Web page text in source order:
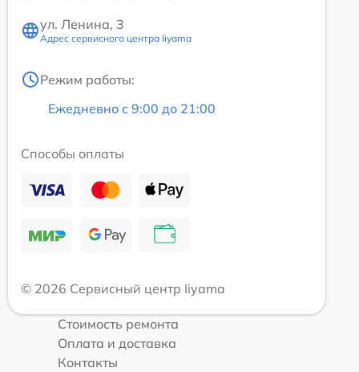
ул. Ленина, 3
Адрес сервисного центра Iiyama
Режим работы:
Ежедневно с 9:00 до 21:00
Способы оплаты
© 2026 Сервисный центр Iiyama
Стоимость ремонта
Оплата и доставка
Контакты